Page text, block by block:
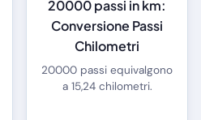
20000 passi in km:
Conversione Passi
Chilometri
20000 passi equivalgono
a 15,24 chilometri.